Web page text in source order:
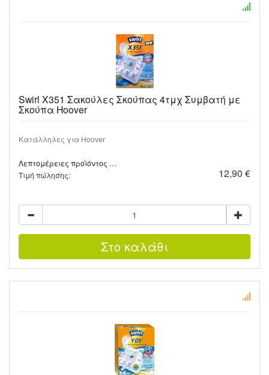
Swirl X351 Σακούλες Σκούπας 4τμχ Συμβατή με
Σκούπα Hoover
Κατάλληλες για Hoover
Λεπτομέρειες προϊόντος …
Τιμή πώλησης:
12,90 €